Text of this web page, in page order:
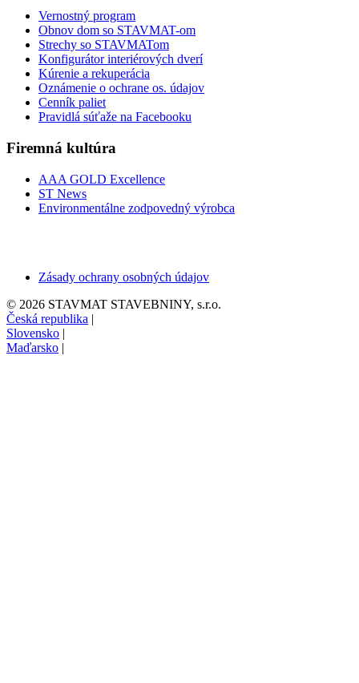
Vernostný program
Obnov dom so STAVMAT-om
Strechy so STAVMATom
Konfigurátor interiérových dverí
Kúrenie a rekuperácia
Oznámenie o ochrane os. údajov
Cenník paliet
Pravidlá súťaže na Facebooku
Firemná kultúra
AAA GOLD Excellence
ST News
Environmentálne zodpovedný výrobca
Zásady ochrany osobných údajov
© 2026 STAVMAT STAVEBNINY, s.r.o.
Česká republika |
Slovensko |
Maďarsko |